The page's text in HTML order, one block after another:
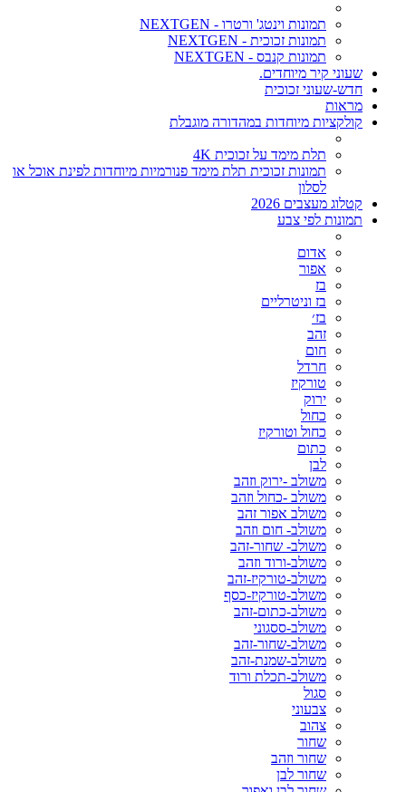
תמונות וינטג' ורטרו - NEXTGEN
תמונות זכוכית - NEXTGEN
תמונות קנבס - NEXTGEN
שעוני קיר מיוחדים.
חדש-שעוני זכוכית
מראות
קולקציות מיוחדות במהדורה מוגבלת
תלת מימד על זכוכית 4K
תמונות זכוכית תלת מימד פנורמיות מיוחדות לפינת אוכל או
לסלון
קטלוג מעצבים 2026
תמונות לפי צבע
אדום
אפור
בז
בז וניטרליים
בז׳
זהב
חום
חרדל
טורקיז
ירוק
כחול
כחול וטורקיז
כתום
לבן
משולב -ירוק וזהב
משולב -כחול וזהב
משולב אפור זהב
משולב- חום וזהב
משולב- שחור-זהב
משולב-ורוד וזהב
משולב-טורקיז-זהב
משולב-טורקיז-כסף
משולב-כתום-זהב
משולב-ססגוני
משולב-שחור-זהב
משולב-שמנת-זהב
משולב-תכלת ורוד
סגול
צבעוני
צהוב
שחור
שחור וזהב
שחור לבן